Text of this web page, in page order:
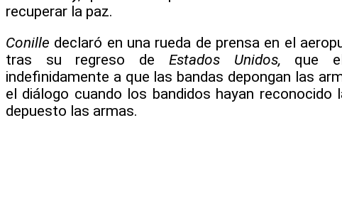
recuperar la paz.
Conille declaró en una rueda de prensa en el
tras su regreso de Estados Unidos, que
indefinidamente a que las bandas depongan las
el diálogo cuando los bandidos hayan reconocido
depuesto las armas.